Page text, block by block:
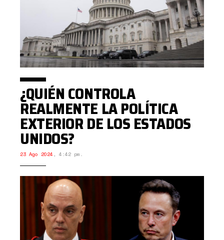
¿QUIÉN CONTROLA
REALMENTE LA POLÍTICA
EXTERIOR DE LOS ESTADOS
UNIDOS?
23 Ago 2024 , 4:42 pm.